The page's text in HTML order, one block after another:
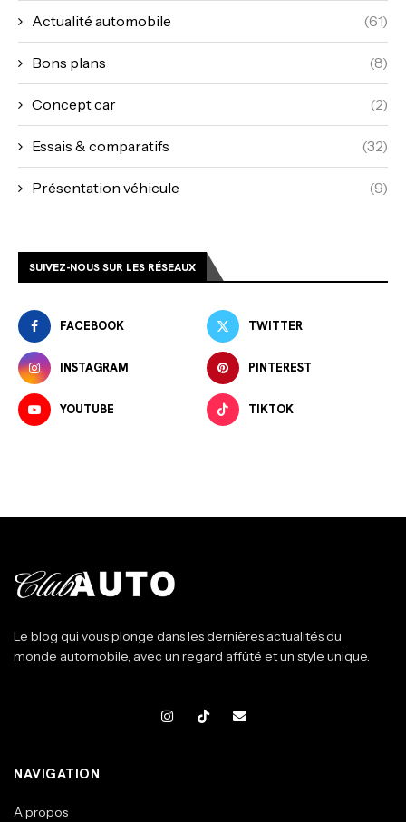
Actualité automobile (61)
Bons plans (8)
Concept car (2)
Essais & comparatifs (32)
Présentation véhicule (9)
SUIVEZ-NOUS SUR LES RÉSEAUX
FACEBOOK TWITTER
INSTAGRAM PINTEREST
YOUTUBE TIKTOK
Le blog qui vous plonge dans les dernières actualités du
monde automobile, avec un regard affûté et un style unique.
NAVIGATION
A propos